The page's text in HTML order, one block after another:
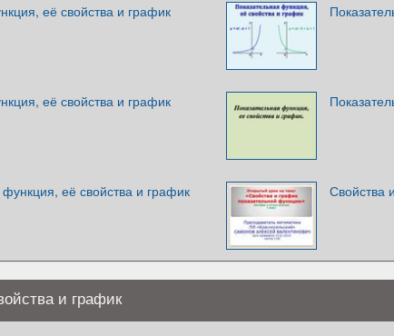
её свойства и график
её свойства и график
её свойства и график Свойства
и график